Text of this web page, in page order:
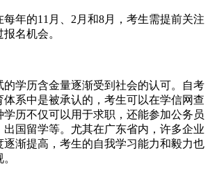
年的11月、2月和8月，考生需提前关注
名机会。
的学历含金量逐渐受到社会的认可。自考
系中是被承认的，考生可以在学信网查
历不仅可以用于求职，还能参加公务员
国留学等。尤其在广东省内，许多企业
逐渐提高，考生的自我学习能力和毅力也